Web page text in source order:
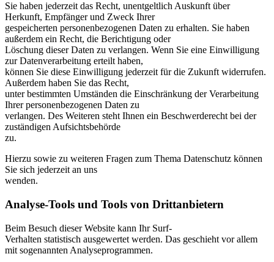
Sie haben jederzeit das Recht, unentgeltlich Auskunft über
Herkunft, Empfänger und Zweck Ihrer
gespeicherten personenbezogenen Daten zu erhalten. Sie haben
außerdem ein Recht, die Berichtigung oder
Löschung dieser Daten zu verlangen. Wenn Sie eine Einwilligung
zur Datenverarbeitung erteilt haben,
können Sie diese Einwilligung jederzeit für die Zukunft widerrufen.
Außerdem haben Sie das Recht,
unter bestimmten Umständen die Einschränkung der Verarbeitung
Ihrer personenbezogenen Daten zu
verlangen. Des Weiteren steht Ihnen ein Beschwerderecht bei der
zuständigen Aufsichtsbehörde
zu.
Hierzu sowie zu weiteren Fragen zum Thema Datenschutz können
Sie sich jederzeit an uns
wenden.
Analyse-Tools und Tools von Dritt­anbietern
Beim Besuch dieser Website kann Ihr Surf-
Verhalten statistisch ausgewertet werden. Das geschieht vor allem
mit sogenannten Analyseprogrammen.